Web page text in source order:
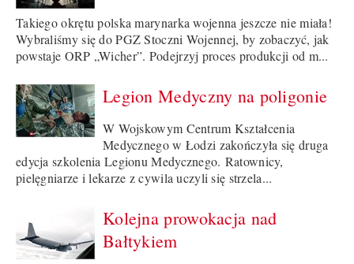
Takiego okrętu polska marynarka wojenna jeszcze nie miała!
Wybraliśmy się do PGZ Stoczni Wojennej, by zobaczyć, jak
powstaje ORP „Wicher”. Podejrzyj proces produkcji od m...
Legion Medyczny na poligonie
W Wojskowym Centrum Kształcenia
Medycznego w Łodzi zakończyła się druga
edycja szkolenia Legionu Medycznego. Ratownicy,
pielęgniarze i lekarze z cywila uczyli się strzela...
Kolejna prowokacja nad
Bałtykiem